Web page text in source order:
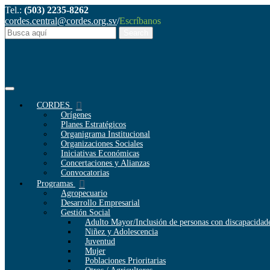
Tel.: (503) 2235-8262
cordes.central@cordes.org.sv/Escríbanos
CORDES
Orígenes
Planes Estratégicos
Organigrama Institucional
Organizaciones Sociales
Iniciativas Económicas
Concertaciones y Alianzas
Convocatorias
Programas
Agropecuario
Desarrollo Empresarial
Gestión Social
Adulto Mayor/Inclusión de personas con
Niñez y Adolescencia
Juventud
Mujer
Poblaciones Prioritarias